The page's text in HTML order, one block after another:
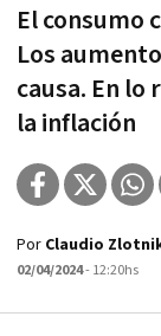
El consumo
Los
causa. En lo
la inflación
Por Claudio
02/04/2024- 12:20hs